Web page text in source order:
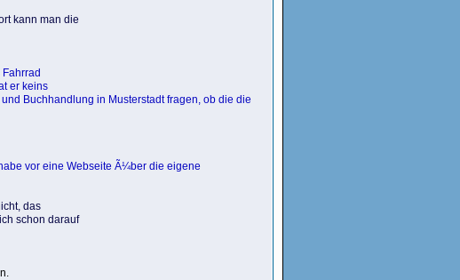
kann man die
er keins
Buchhandlung in Musterstadt fragen, ob die die
vor eine Webseite Ã¼ber die eigene
das
schon darauf